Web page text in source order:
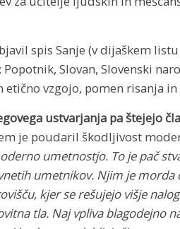
spis Sanje (v dijaškem
Popotnik, Slovan, Slovenski
etično vzgojo, pomen risanja
ustvarjanja pa štejejo
je poudaril škodljivost
umetnostjo. To je pač
umetnikov. Njim je
kjer se rešujejo višje
tla. Naj vpliva blagodejno